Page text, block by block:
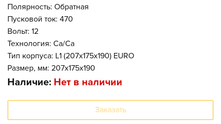
Полярность: Обратная
Пусковой ток: 470
Вольт: 12
Технология: Ca/Ca
Тип корпуса: L1 (207x175x190) EURO
Размер, мм: 207x175x190
Наличие: Нет в наличии
Заказать